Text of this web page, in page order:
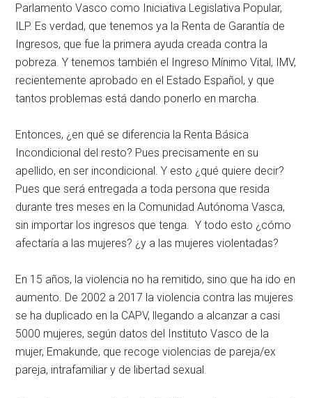
Parlamento Vasco como Iniciativa Legislativa Popular,
ILP. Es verdad, que tenemos ya la Renta de Garantía de
Ingresos, que fue la primera ayuda creada contra la
pobreza. Y tenemos también el Ingreso Mínimo Vital, IMV,
recientemente aprobado en el Estado Español, y que
tantos problemas está dando ponerlo en marcha.
Entonces, ¿en qué se diferencia la Renta Básica
Incondicional del resto? Pues precisamente en su
apellido, en ser incondicional. Y esto ¿qué quiere decir?
Pues que será entregada a toda persona que resida
durante tres meses en la Comunidad Autónoma Vasca,
sin importar los ingresos que tenga. Y todo esto ¿cómo
afectaría a las mujeres? ¿y a las mujeres violentadas?
En 15 años, la violencia no ha remitido, sino que ha ido en
aumento. De 2002 a 2017 la violencia contra las mujeres
se ha duplicado en la CAPV, llegando a alcanzar a casi
5000 mujeres, según datos del Instituto Vasco de la
mujer, Emakunde, que recoge violencias de pareja/ex
pareja, intrafamiliar y de libertad sexual.